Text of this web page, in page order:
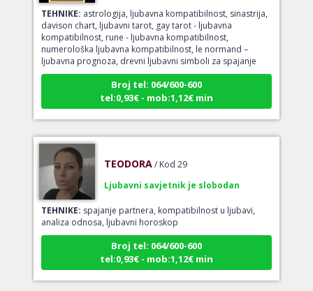
TEHNIKE:astrologija, ljubavna kompatibilnost, sinastrija,
davison chart, ljubavni tarot, gay tarot - ljubavna
kompatibilnost, rune - ljubavna kompatibilnost,
numerološka ljubavna kompatibilnost, le normand –
ljubavna prognoza, drevni ljubavni simboli za spajanje
Broj tel: 064/600-600
tel:0,93€ - mob:1,12€ min
TEODORA
/ Kod 29
Ljubavni savjetnik je slobodan
TEHNIKE:spajanje partnera, kompatibilnost u ljubavi,
analiza odnosa, ljubavni horoskop
Broj tel: 064/600-600
tel:0,93€ - mob:1,12€ min